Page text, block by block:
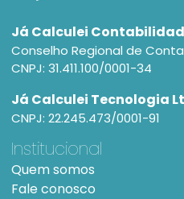
Já Calculei
Conselho Regional de
CNPJ: 31.411.100/0001-34
Já Calculei Tecnologia
CNPJ: 22.245.473/0001-91
Institucional
Quem somos
Fale conosco